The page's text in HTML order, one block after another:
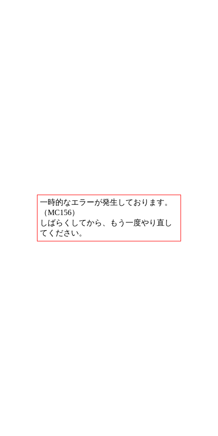
一時的なエラーが発生しております。
（MC156）
しばらくしてから、もう一度やり直し
てください。